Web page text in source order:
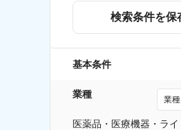
検索条件を保
基本条件
業種 業
医薬品・医療機器・ライ